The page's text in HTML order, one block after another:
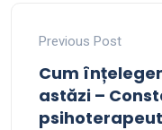
Previous Post
Cum
astăzi –
psihoterapeut